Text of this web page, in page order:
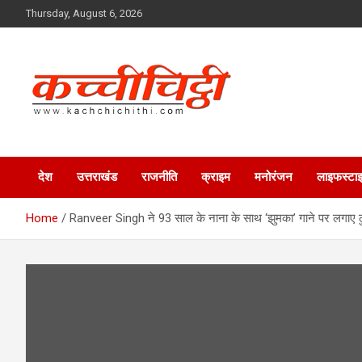
to
Thursday, August 6, 2026
Kachchichithi
देश उत्तराखंड राजनीति क्राइम मनोरंजन
Home Ranveer Singh ने 93 साल के नाना के साथ ‘झुमका’ गाने पर लगाए